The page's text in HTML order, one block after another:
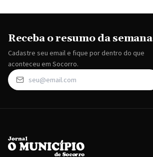
Receba o resumo da semana
Cadastre seu email e fique por dentro do que
aconteceu em Socorro.